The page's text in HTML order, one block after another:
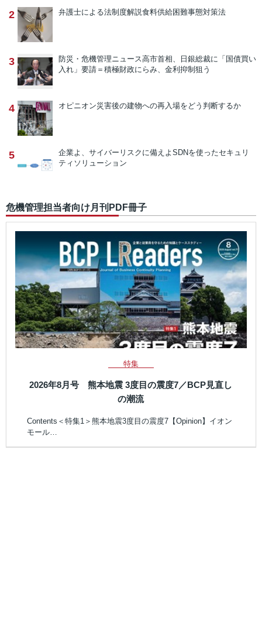
2 弁護士による法制度解説食料供給困難事態対策法
3 防災・危機管理ニュース高市首相、日銀総裁に「国債買い
入れ」要請＝積極財政にらみ、金利抑制狙う
4 オピニオン災害後の建物への再入場をどう判断するか
5 企業よ、サイバーリスクに備えよ SDNを使ったセキュリ
ティソリューション
危機管理担当者向け月刊PDF冊子
特集
2026年8月号 熊本地震 3度目の震度7／BCP見直し
の潮流
Contents＜特集1＞熊本地震3度目の震度7【Opinion】イオン
モール…